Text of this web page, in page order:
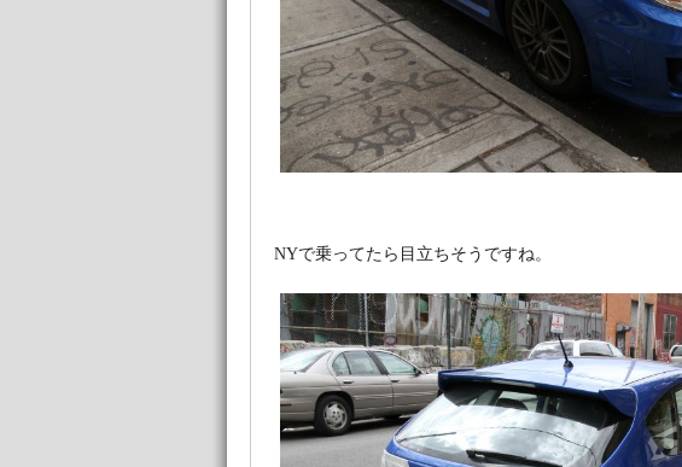
NYで乗ってたら目立ちそうですね。